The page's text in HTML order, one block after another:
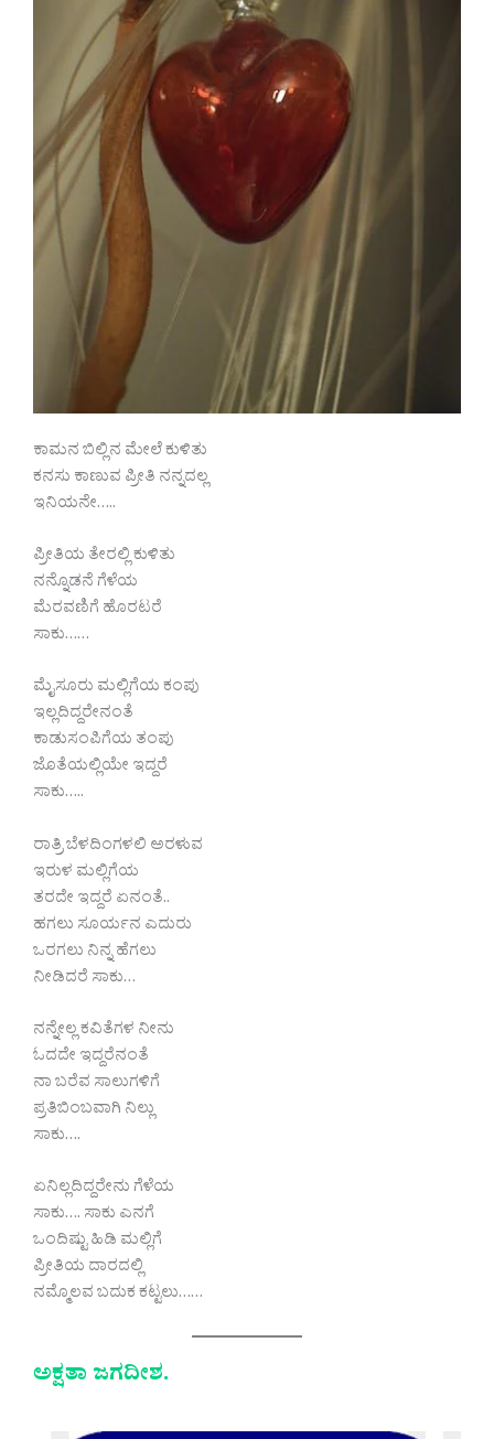
ಕಾಮನ ಬಿಲ್ಲಿನ ಮೇಲೆ ಕುಳಿತು
ಕನಸು ಕಾಣುವ ಪ್ರೀತಿ ನನ್ನದಲ್ಲ
ಇನಿಯನೇ…..
ಪ್ರೀತಿಯ ತೇರಲ್ಲಿ ಕುಳಿತು
ನನ್ನೊಡನೆ ಗೆಳೆಯ
ಮೆರವಣಿಗೆ ಹೊರಟರೆ
ಸಾಕು……
ಮೈಸೂರು ಮಲ್ಲಿಗೆಯ ಕಂಪು
ಇಲ್ಲದಿದ್ದರೇನಂತೆ
ಕಾಡುಸಂಪಿಗೆಯ ತಂಪು
ಜೊತೆಯಲ್ಲಿಯೇ ಇದ್ದರೆ
ಸಾಕು…..
ರಾತ್ರಿ ಬೆಳದಿಂಗಳಲಿ ಅರಳುವ
ಇರುಳ ಮಲ್ಲಿಗೆಯ
ತರದೇ ಇದ್ದರೆ ಏನಂತೆ..
ಹಗಲು ಸೂರ್ಯನ ಎದುರು
ಒರಗಲು ನಿನ್ನ ಹೆಗಲು
ನೀಡಿದರೆ ಸಾಕು…
ನನ್ನೇಲ್ಲ ಕವಿತೆಗಳ ನೀನು
ಓದದೇ ಇದ್ದರೆನಂತೆ
ನಾ ಬರೆವ ಸಾಲುಗಳಿಗೆ
ಪ್ರತಿಬಿಂಬವಾಗಿ ನಿಲ್ಲು
ಸಾಕು….
ಏನಿಲ್ಲದಿದ್ದರೇನು ಗೆಳೆಯ
ಸಾಕು…. ಸಾಕು ಎನಗೆ
ಒಂದಿಷ್ಟು ಹಿಡಿ ಮಲ್ಲಿಗೆ
ಪ್ರೀತಿಯ ದಾರದಲ್ಲಿ
ನಮ್ಮೊಲವ ಬದುಕ ಕಟ್ಟಲು……
ಅಕ್ಷತಾ ಜಗದೀಶ.